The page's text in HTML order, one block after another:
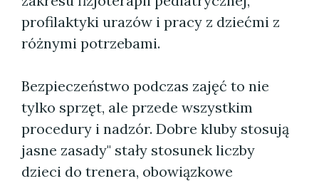
profilaktyki urazów i pracy z dziećmi z
różnymi potrzebami.
Bezpieczeństwo podczas zajęć to nie
tylko sprzęt, ale przede wszystkim
procedury i nadzór. Dobre kluby stosują
jasne zasady" stały stosunek liczby
dzieci do trenera, obowiązkowe